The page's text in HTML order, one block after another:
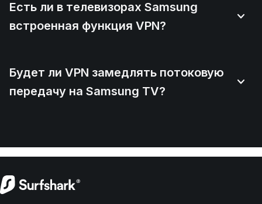
Есть ли в телевизорах Samsung
встроенная функция VPN?
Будет ли VPN замедлять потоковую
передачу на Samsung TV?